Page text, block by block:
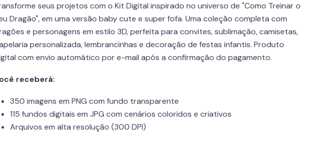
seus projetos com o Kit Digital inspirado no universo de "Como Treinar o
Dragão", em uma versão baby cute e super fofa. Uma coleção completa com
e personagens em estilo 3D, perfeita para convites, sublimação, camisetas,
personalizada, lembrancinhas e decoração de festas infantis. Produto
com envio automático por e-mail após a confirmação do pagamento.
receberá:
350 imagens em PNG com fundo transparente
115 fundos digitais em JPG com cenários coloridos e criativos
Arquivos em alta resolução (300 DPI)